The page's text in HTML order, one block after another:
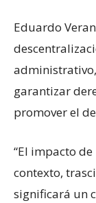
Eduardo
garantizar
promover el
“El impacto
contexto,
significará un